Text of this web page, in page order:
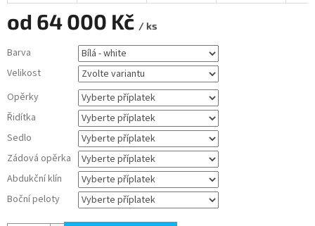
od 64 000 Kč / ks
cena:
Barva
Velikost
Opěrky
Řidítka
Sedlo
Zádová opěrka
Abdukční klín
Boční peloty